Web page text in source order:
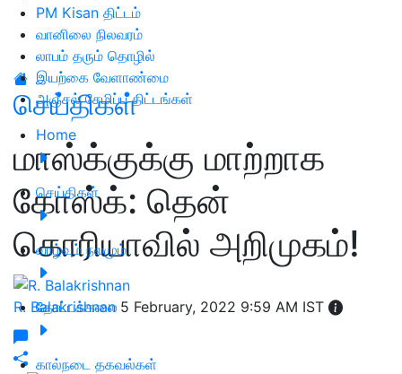
PM Kisan திட்டம்
வானிலை நிலவரம்
லாபம் தரும் தொழில்
இயற்கை வேளாண்மை
அஞ்சல் சேமிப்பு திட்டங்கள்
Home
செய்திகள்
வாழ்வும் நலமும்
தோட்டக்கலை
கால்நடை தகவல்கள்
செய்திகள்
மாஸ்க்குக்கு மாற்றாக
கோஸ்க்: தென்
கொரியாவில் அறிமுகம்!
R. Balakrishnan 5 February, 2022 9:59 AM IST